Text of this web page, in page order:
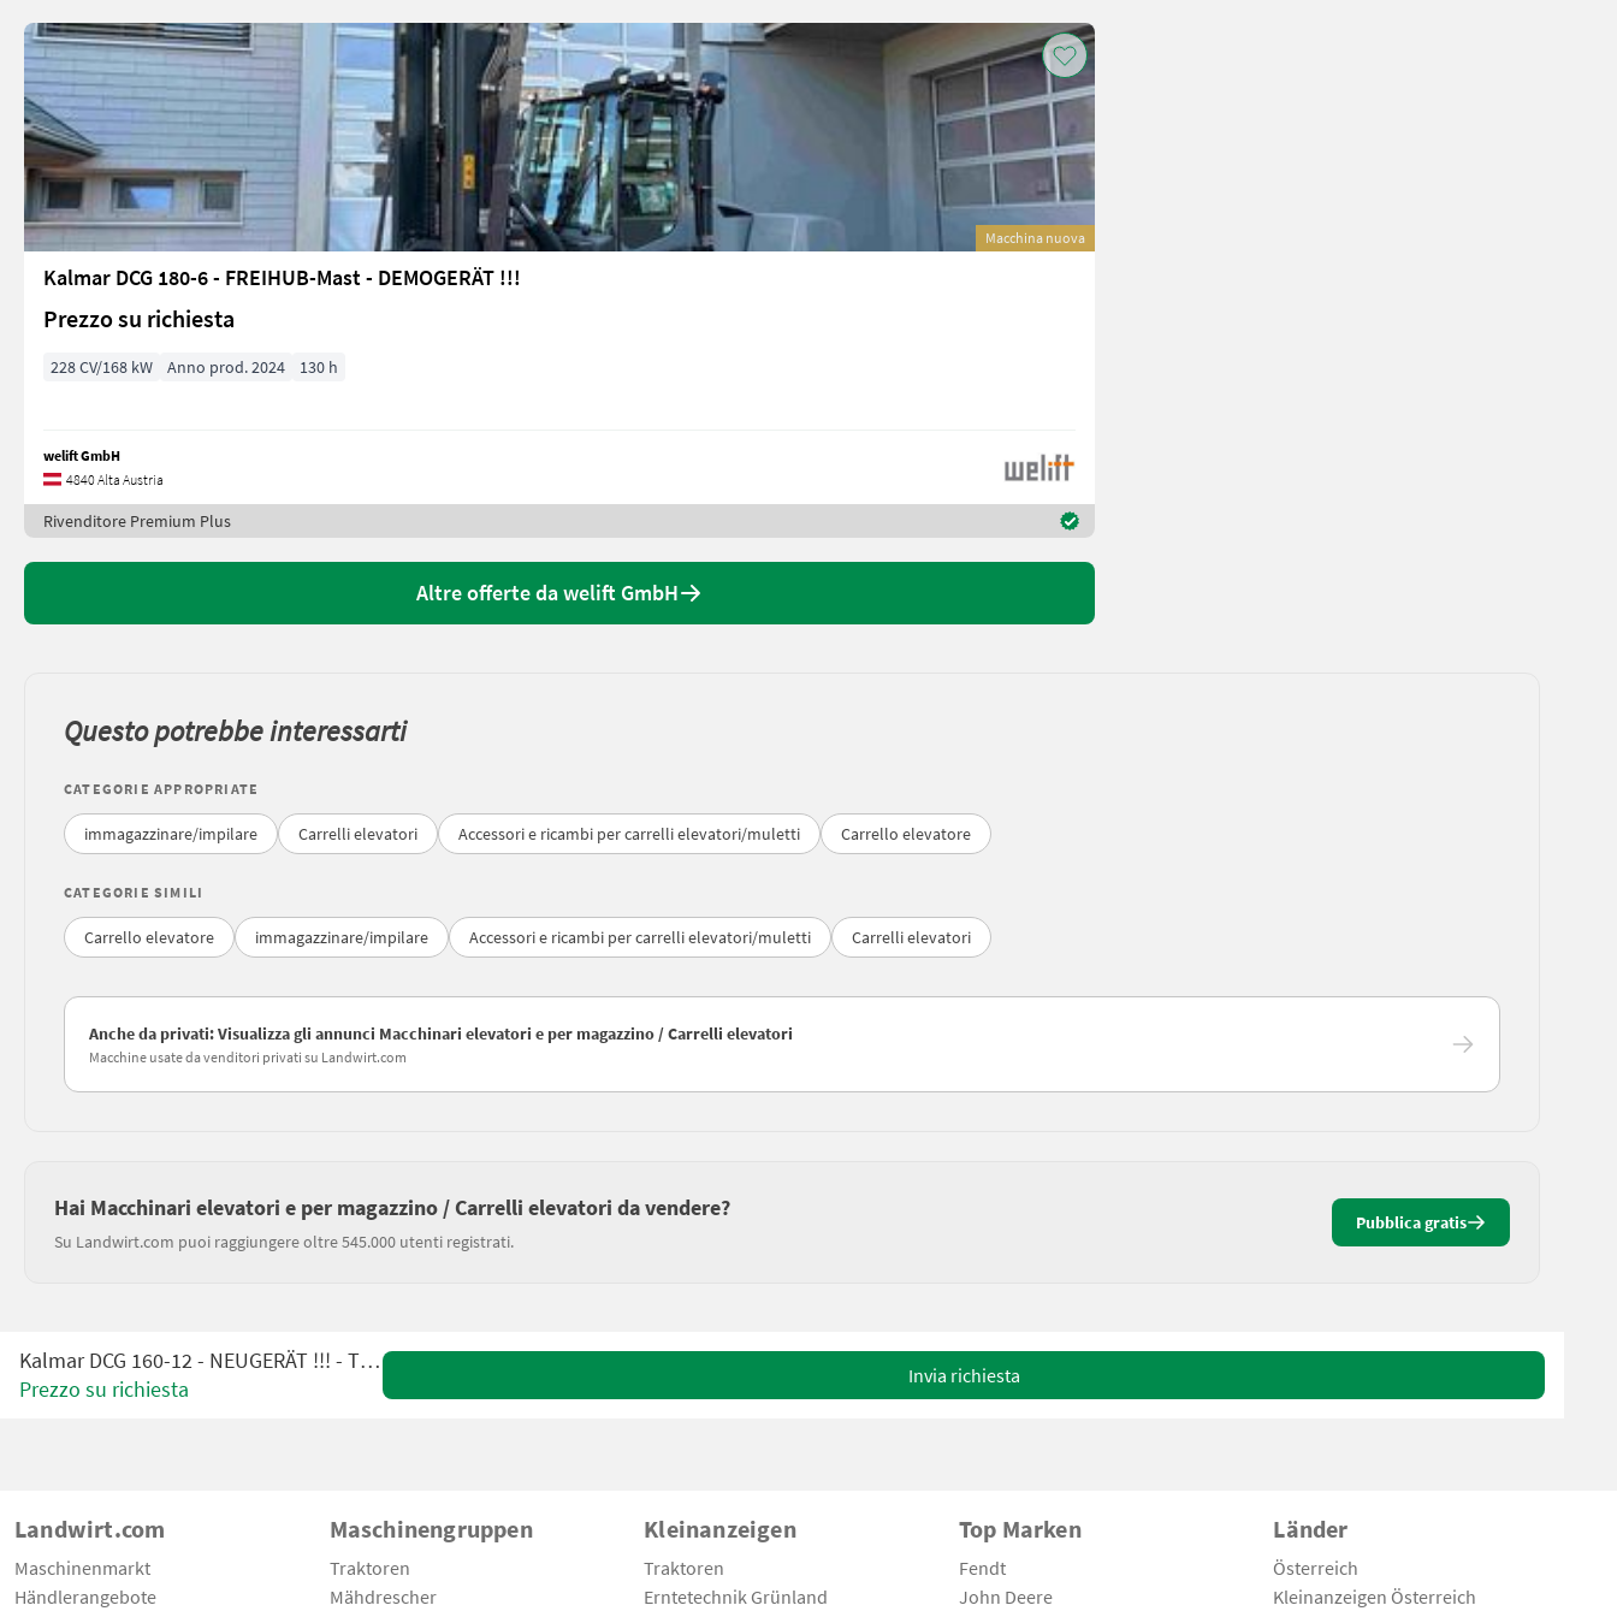
Macchina nuova
Kalmar DCG 180-6 - FREIHUB-Mast - DEMOGERÄT !!!
Prezzo su richiesta
228 CV/168 kW Anno prod. 2024 130 h
welift GmbH
4840 Alta Austria
Rivenditore Premium Plus
Altre offerte da welift GmbH
Questo potrebbe interessarti
CATEGORIE APPROPRIATE
immagazzinare/impilare Carrelli elevatori Accessori e ricambi per carrelli elevatori/muletti Carrello elevatore
CATEGORIE SIMILI
Carrello elevatore immagazzinare/impilare Accessori e ricambi per carrelli elevatori/muletti Carrelli elevatori
Anche da privati: Visualizza gli annunci Macchinari elevatori e per magazzino / Carrelli elevatori
Macchine usate da venditori privati su Landwirt.com
Hai Macchinari elevatori e per magazzino / Carrelli elevatori da vendere?
Su Landwirt.com puoi raggiungere oltre 545.000 utenti registrati.
Pubblica gratis
Kalmar DCG 160-12 - NEUGERÄT !!! - TRIPLEX 5,5 m !!!
Prezzo su richiesta
Invia richiesta
Landwirt.com
Maschinenmarkt
Händlerangebote
Maschinengruppen
Traktoren
Mähdrescher
Kleinanzeigen
Traktoren
Erntetechnik Grünland
Top Marken
Fendt
John Deere
Länder
Österreich
Kleinanzeigen Österreich